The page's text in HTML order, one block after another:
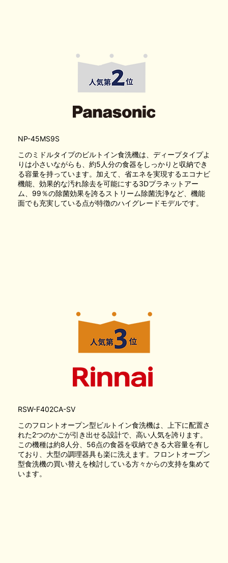
このミドルタイプのビルトイン食洗機は、ディープタイプよ
りは小さいながらも、約5人分の食器をしっかりと収納でき
る容量を持っています。加えて、省エネを実現するエコナビ
機能、効果的な汚れ除去を可能にする3Dプラネットアー
ム、99％の除菌効果を誇るストリーム除菌洗浄など、機能
面でも充実している点が特徴のハイグレードモデルです。
NP-45MS9S
このフロントオープン型ビルトイン食洗機は、上下に配置さ
れた2つのかごが引き出せる設計で、高い人気を誇ります。
この機種は約8人分、56点の食器を収納できる大容量を有し
ており、大型の調理器具も楽に洗えます。フロントオープン
型食洗機の買い替えを検討している方々からの支持を集めて
います。
RSW-F402CA-SV